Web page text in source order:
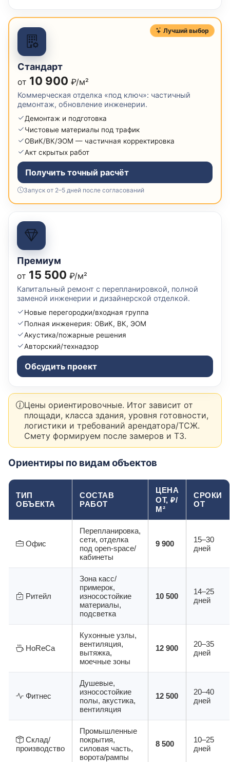
Лучший выбор
Стандарт
от 10 900 ₽/м²
Коммерческая отделка «под ключ»: частичный
демонтаж, обновление инженерии.
Демонтаж и подготовка
Чистовые материалы под трафик
ОВиК/ВК/ЭОМ — частичная корректировка
Акт скрытых работ
Получить точный расчёт
Запуск от 2–5 дней после согласований
Премиум
от 15 500 ₽/м²
Капитальный ремонт с перепланировкой, полной
заменой инженерии и дизайнерской отделкой.
Новые перегородки/входная группа
Полная инженерия: ОВиК, ВК, ЭОМ
Акустика/пожарные решения
Авторский/технадзор
Обсудить проект
Цены ориентировочные. Итог зависит от
площади, класса здания, уровня готовности,
логистики и требований арендатора/ТСЖ.
Смету формируем после замеров и ТЗ.
Ориентиры по видам объектов
ТИП
ОБЪЕКТА
СОСТАВ
РАБОТ
ЦЕНА
ОТ, ₽/
М²
СРОКИ
ОТ
Офис
Перепланировка,
сети, отделка
под open-space/
кабинеты
9 900
15–30
дней
Ритейл
Зона касс/
примерок,
износостойкие
материалы,
подсветка
10 500
14–25
дней
HoReCa
Кухонные узлы,
вентиляция,
вытяжка,
моечные зоны
12 900
20–35
дней
Фитнес
Душевые,
износостойкие
полы, акустика,
вентиляция
12 500
20–40
дней
Склад/
производство
Промышленные
покрытия,
силовая часть,
ворота/рампы
8 500
10–25
дней